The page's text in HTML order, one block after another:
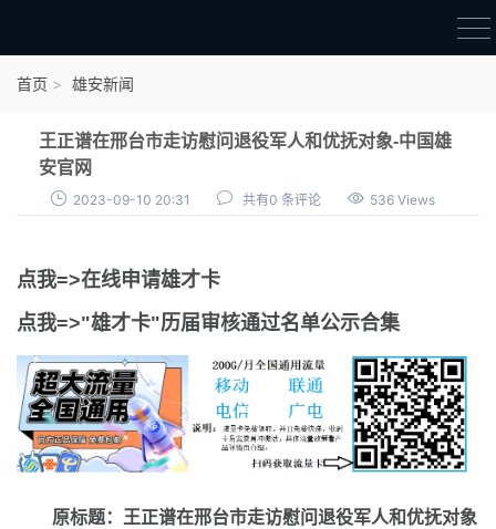
审核通过公示
首页 雄安新闻
王正谱在邢台市走访慰问退役军人和优抚对象-中国雄
安官网
2023-09-10 20:31 共有0 条评论 536 Views
点我=>在线申请雄才卡
点我=>"雄才卡"历届审核通过名单公示合集
原标题：王正谱在邢台市走访慰问退役军人和优抚对象